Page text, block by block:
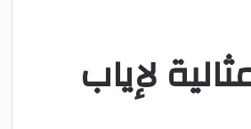
لإياب